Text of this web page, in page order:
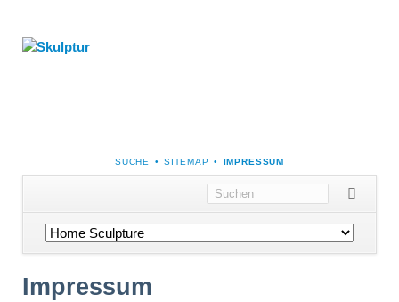
NAVIGATION
ÜBERSPRINGEN
SUCHE SITEMAP IMPRESSUM
Navigation
überspringen
Impressum